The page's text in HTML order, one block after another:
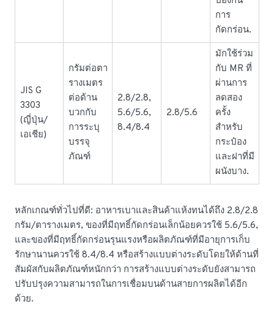
การ
กัดกร่อน.
JIS G
3303
(ญี่ปุ่น/
เอเชีย)
กรัมต่อตา
รางเมตร
ต่อด้าน
บวกกับ
การระบุ
บรรจุ
ภัณฑ์
2.8/2.8,
5.6/5.6,
8.4/8.4
2.8/5.6
มักใช้ร่วม
กับ MR ที่
ผ่านการ
ลดสอง
ครั้ง
สำหรับ
กระป๋อง
และฝาที่มี
ผนังบาง.
หลักเกณฑ์ทั่วไปที่ดี: อาหารเบาและสินค้าแห้งทนได้ถึง 2.8/2.8
กรัม/ตารางเมตร, ของที่มีฤทธิ์กัดกร่อนเล็กน้อยควรใช้ 5.6/5.6,
และของที่มีฤทธิ์กัดกร่อนรุนแรงหรือผลิตภัณฑ์ที่มีอายุการเก็บ
รักษานานควรใช้ 8.4/8.4 หรือสร้างแบบต่างระดับโดยให้ด้านที่
สัมผัสกับผลิตภัณฑ์หนักกว่า การสร้างแบบต่างระดับยังสามารถ
ปรับปรุงความสามารถในการเชื่อมบนด้านสายการผลิตได้อีก
ด้วย.